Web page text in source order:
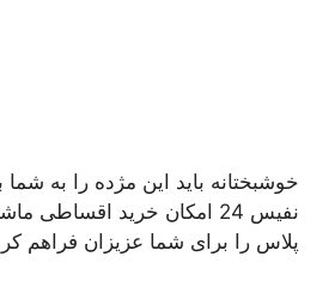
خوشبختانه باید این مژده را به
نفیس 24 امکان خرید
پلاس را برای شما عزیزان فراهم